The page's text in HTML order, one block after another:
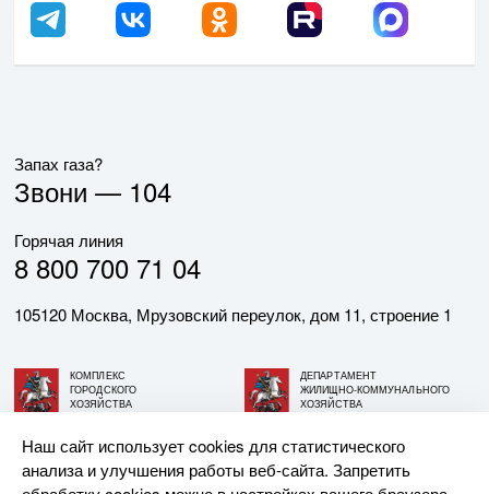
Запах газа?
Звони — 104
Горячая линия
8 800 700 71 04
105120 Москва, Мрузовский переулок, дом 11, строение 1
КОМПЛЕКС
ГОРОДСКОГО
ХОЗЯЙСТВА
ДЕПАРТАМЕНТ
ЖИЛИЩНО-КОММУНАЛЬНОГО
ХОЗЯЙСТВА
© АО «МОСГАЗ», 2026. При использовании материалов
Наш сайт использует cookies для статистического
анализа и улучшения работы веб-сайта. Запретить